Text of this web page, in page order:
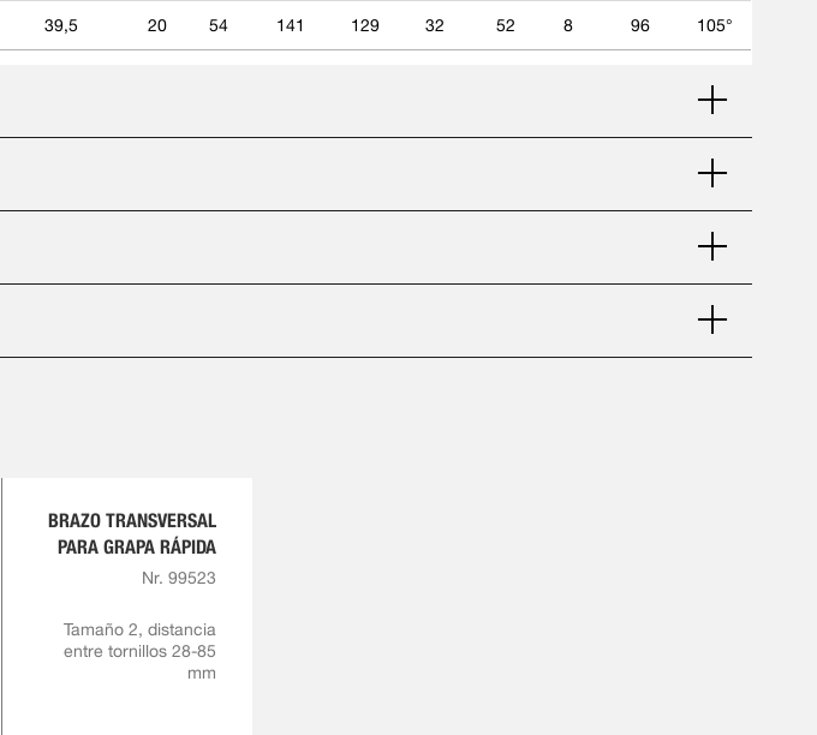
39,5 20 54 141 129 32 52 8 96 105°
BRAZO TRANSVERSAL
PARA GRAPA RÁPIDA
Nr. 99523
Tamaño 2, distancia
entre tornillos 28-85
mm